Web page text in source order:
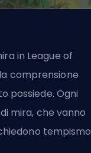
in League of
comprensione
possiede. Ogni
mira, che vanno
tempismo